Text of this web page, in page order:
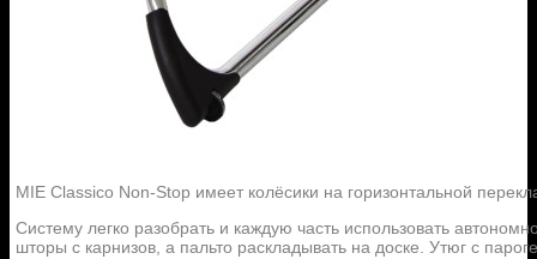
MIE Classico Non-Stop имеет колёсики на горизонтальной
Систему легко разобрать и каждую часть использовать
шторы с карнизов, а пальто раскладывать на доске. Утюг с